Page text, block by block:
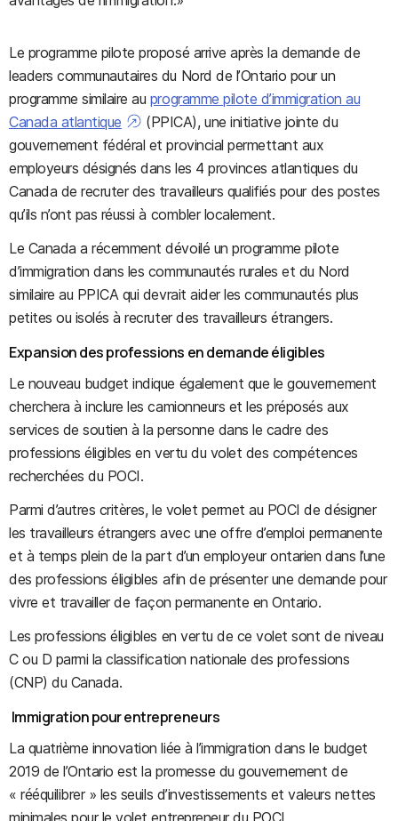
Le programme pilote proposé arrive après la demande de
leaders communautaires du Nord de l’Ontario pour un
programme similaire au programme pilote d’immigration au
Canada atlantique
(PPICA), une initiative jointe du
gouvernement fédéral et provincial permettant aux
employeurs désignés dans les 4 provinces atlantiques du
Canada de recruter des travailleurs qualifiés pour des postes
qu’ils n’ont pas réussi à combler localement.
Le Canada a récemment dévoilé un programme pilote
d’immigration dans les communautés rurales et du Nord
similaire au PPICA qui devrait aider les communautés plus
petites ou isolés à recruter des travailleurs étrangers.
Expansion des professions en demande éligibles
Le nouveau budget indique également que le gouvernement
cherchera à inclure les camionneurs et les préposés aux
services de soutien à la personne dans le cadre des
professions éligibles en vertu du volet des compétences
recherchées du POCI.
Parmi d’autres critères, le volet permet au POCI de désigner
les travailleurs étrangers avec une offre d’emploi permanente
et à temps plein de la part d’un employeur ontarien dans l’une
des professions éligibles afin de présenter une demande pour
vivre et travailler de façon permanente en Ontario.
Les professions éligibles en vertu de ce volet sont de niveau
C ou D parmi la classification nationale des professions
(CNP) du Canada.
Immigration pour entrepreneurs
La quatrième innovation liée à l’immigration dans le budget
2019 de l’Ontario est la promesse du gouvernement de
« rééquilibrer » les seuils d’investissements et valeurs nettes
minimales pour le volet entrepreneur du POCI.